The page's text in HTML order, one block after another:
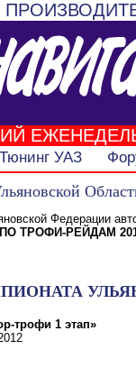
Тюнинг УАЗ
Федерации
ТРОФИ-РЕЙДАМ
трофи 1 этап»